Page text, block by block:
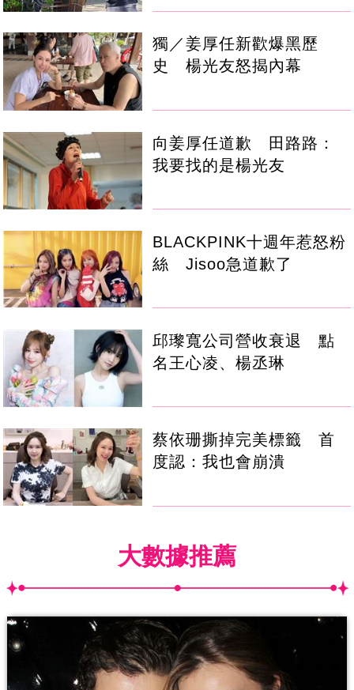
獨／姜厚任新歡爆黑歷
史 楊光友怒揭內幕
向姜厚任道歉 田路路：
我要找的是楊光友
BLACKPINK十週年惹怒粉
絲 Jisoo急道歉了
邱瓈寬公司營收衰退 點
名王心凌、楊丞琳
蔡依珊撕掉完美標籤 首
度認：我也會崩潰
大數據推薦